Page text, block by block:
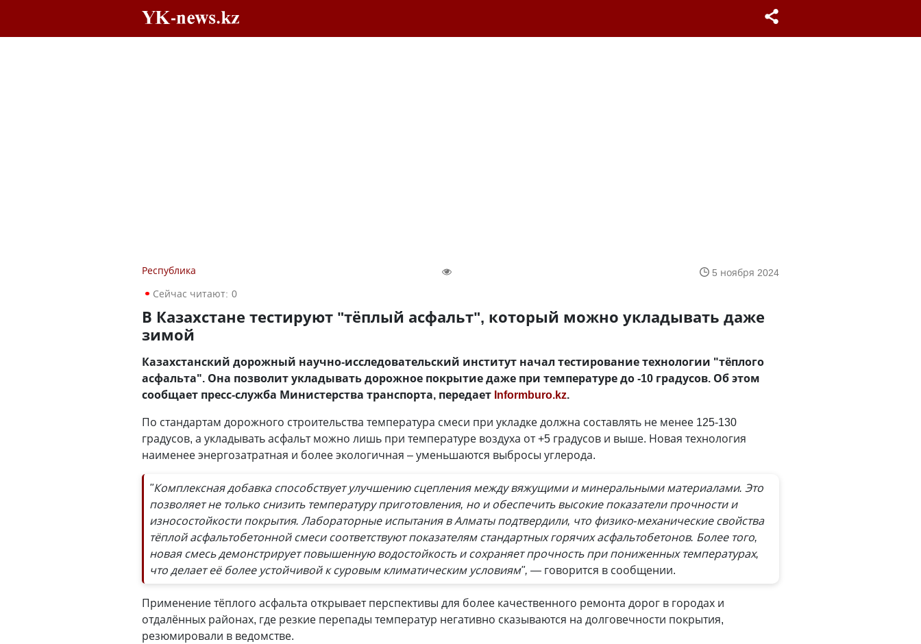
Республика
5 ноября 2024
Сейчас читают: 0
В Казахстане тестируют "тёплый асфальт", который можно укладывать даже
зимой
Казахстанский дорожный научно-исследовательский институт начал тестирование технологии "тёплого
асфальта". Она позволит укладывать дорожное покрытие даже при температуре до -10 градусов. Об этом
сообщает пресс-служба Министерства транспорта, передает Informburo.kz.
По стандартам дорожного строительства температура смеси при укладке должна составлять не менее 125-130
градусов, а укладывать асфальт можно лишь при температуре воздуха от +5 градусов и выше. Новая технология
наименее энергозатратная и более экологичная – уменьшаются выбросы углерода.
"Комплексная добавка способствует улучшению сцепления между вяжущими и минеральными материалами. Это
позволяет не только снизить температуру приготовления, но и обеспечить высокие показатели прочности и
износостойкости покрытия. Лабораторные испытания в Алматы подтвердили, что физико-механические свойства
тёплой асфальтобетонной смеси соответствуют показателям стандартных горячих асфальтобетонов. Более того,
новая смесь демонстрирует повышенную водостойкость и сохраняет прочность при пониженных температурах,
что делает её более устойчивой к суровым климатическим условиям", — говорится в сообщении.
Применение тёплого асфальта открывает перспективы для более качественного ремонта дорог в городах и
отдалённых районах, где резкие перепады температур негативно сказываются на долговечности покрытия,
резюмировали в ведомстве.